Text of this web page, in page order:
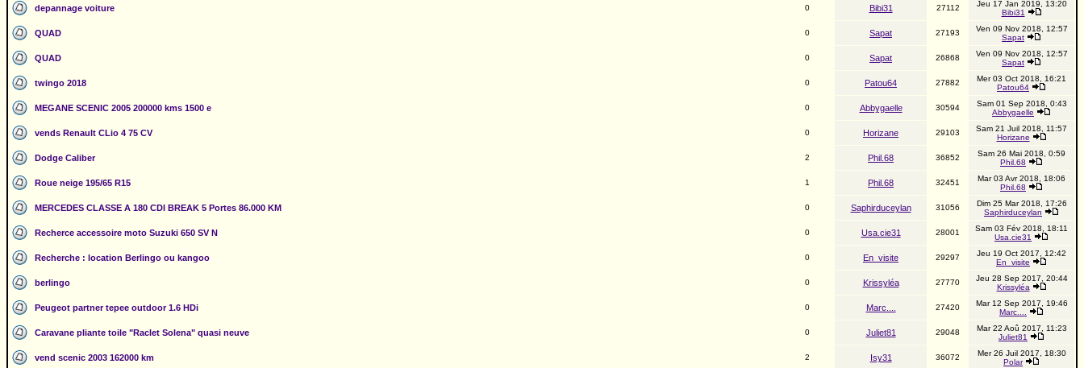
depannage voiture 0 Bibi31 27112
Jeu 17 Jan 2019, 13:20
Bibi31
QUAD 0 Sapat 27193
Ven 09 Nov 2018, 12:57
Sapat
QUAD 0 Sapat 26868
Ven 09 Nov 2018, 12:57
Sapat
twingo 2018 0 Patou64 27882
Mer 03 Oct 2018, 16:21
Patou64
MEGANE SCENIC 2005 200000 kms 1500 e 0 Abbygaelle 30594
Sam 01 Sep 2018, 0:43
Abbygaelle
vends Renault CLio 4 75 CV 0 Horizane 29103
Sam 21 Juil 2018, 11:57
Horizane
Dodge Caliber 2 Phil.68 36852
Sam 26 Mai 2018, 0:59
Phil.68
Roue neige 195/65 R15 1 Phil.68 32451
Mar 03 Avr 2018, 18:06
Phil.68
MERCEDES CLASSE A 180 CDI BREAK 5 Portes 86.000 KM 0 Saphirduceylan 31056
Dim 25 Mar 2018, 17:26
Saphirduceylan
Recherce accessoire moto Suzuki 650 SV N 0 Usa.cie31 28001
Sam 03 Fév 2018, 18:11
Usa.cie31
Recherche : location Berlingo ou kangoo 0 En_visite 29297
Jeu 19 Oct 2017, 12:42
En_visite
berlingo 0 Krissyléa 27770
Jeu 28 Sep 2017, 20:44
Krissyléa
Peugeot partner tepee outdoor 1.6 HDi 0 Marc.... 27420
Mar 12 Sep 2017, 19:46
Marc....
Caravane pliante toile "Raclet Solena" quasi neuve 0 Juliet81 29048
Mar 22 Aoû 2017, 11:23
Juliet81
vend scenic 2003 162000 km 2 Isy31 36072
Mer 26 Juil 2017, 18:30
Polar